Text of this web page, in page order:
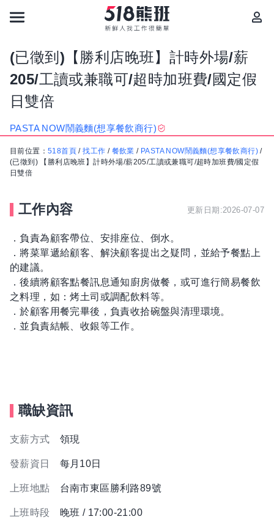
(已徵到)【勝利店晚班】計時外場/薪
205/工讀或兼職可/超時加班費/國定假
日雙倍
PASTA NOW鬧義麵(想享餐飲商行)
目前位置： 518首頁 /找工作 / 餐飲業 / PASTA NOW鬧義麵(想享餐飲商行) /
(已徵到) 【勝利店晚班】計時外場/薪205/工讀或兼職可/超時加班費/國定假
日雙倍
工作內容 更新日期:2026-07-07
．負責為顧客帶位、安排座位、倒水。
．將菜單遞給顧客、解決顧客提出之疑問，並給予餐點上
的建議。
．後續將顧客點餐訊息通知廚房做餐，或可進行簡易餐飲
之料理，如：烤土司或調配飲料等。
．於顧客用餐完畢後，負責收拾碗盤與清理環境。
．並負責結帳、收銀等工作。
職缺資訊
支薪方式 領現
發薪資日 每月10日
上班地點 台南市東區勝利路89號
上班時段 晚班 / 17:00-21:00